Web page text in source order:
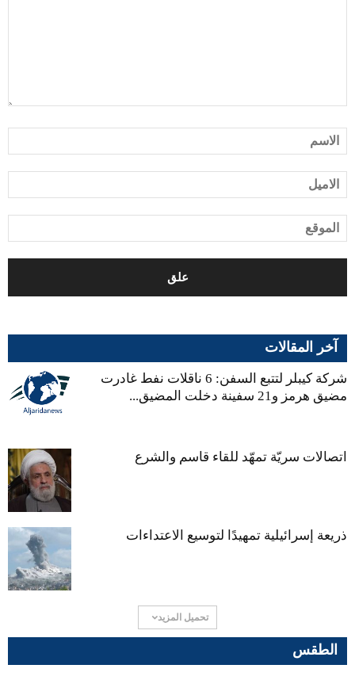
آخر المقالات
شركة كيبلر لتتبع السفن: 6 ناقلات نفط غادرت
مضيق هرمز و21 سفينة دخلت المضيق...
اتصالات سريّة تمهّد للقاء قاسم والشرع
ذريعة إسرائيلية تمهيدًا لتوسيع الاعتداءات
تحميل المزيد
الطقس